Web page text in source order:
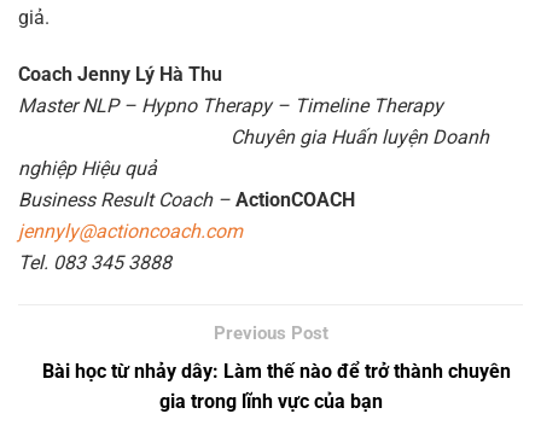
giả.
Coach Jenny Lý Hà Thu
Master NLP – Hypno Therapy – Timeline Therapy
Chuyên gia Huấn luyện Doanh
nghiệp Hiệu quả
Business Result Coach – ActionCOACH
jennyly@actioncoach.com
Tel. 083 345 3888
Bài học từ nhảy dây: Làm thế nào để trở thành chuyên
gia trong lĩnh vực của bạn